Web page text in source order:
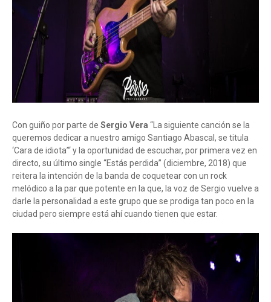
Con guiño por parte de Sergio Vera “La siguiente canción se la
queremos dedicar a nuestro amigo Santiago Abascal, se titula
‘Cara de idiota’“ y la oportunidad de escuchar, por primera vez en
directo, su último single “Estás perdida” (diciembre, 2018) que
reitera la intención de la banda de coquetear con un rock
melódico a la par que potente en la que, la voz de Sergio vuelve a
darle la personalidad a este grupo que se prodiga tan poco en la
ciudad pero siempre está ahí cuando tienen que estar.